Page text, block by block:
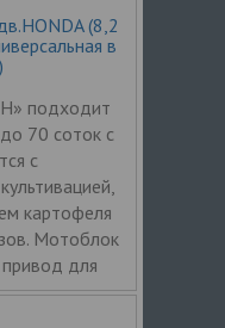
(8,2
в
подходит
70 соток с
с
картофеля
Мотоблок
для